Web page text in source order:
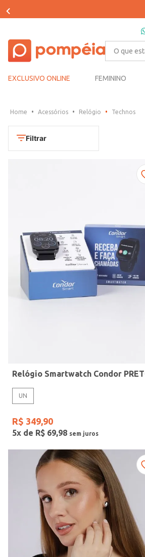
O que está
EXCLUSIVO ONLINE FEMININO
Acessórios Relógio Technos
Filtrar
UN
Mormaii
Casio
Gang
Preto
Rose
Vermelho
Estilo
Fitness
Relógio Smartwatch Condor
UN
R$ 349,90
5x de R$ 69,98